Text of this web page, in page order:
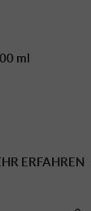
ml
ERFAHREN